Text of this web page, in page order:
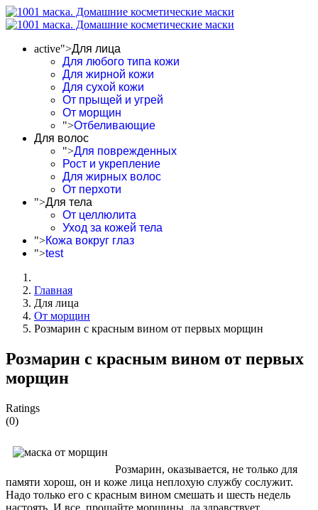
active">Для лица
Для любого типа кожи
Для жирной кожи
Для сухой кожи
От прыщей и угрей
От морщин
">Отбеливающие
Для волос
">Для поврежденных
Рост и укрепление
Для жирных волос
От перхоти
">Для тела
От целлюлита
Уход за кожей тела
">Кожа вокруг глаз
">test
Главная
Для лица
От морщин
Розмарин с красным вином от первых морщин
Розмарин с красным вином от первых
морщин
Ratings
(0)
Розмарин, оказывается, не только для
памяти хорош, он и коже лица неплохую службу сослужит.
Надо только его с красным вином смешать и шесть недель
настоять. И все, прощайте морщины, да здравствует